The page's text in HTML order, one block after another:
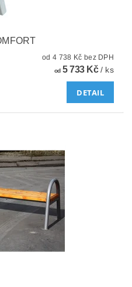
od 4 738 Kč bez DPH
od5 733 Kč/ ks
DETAIL